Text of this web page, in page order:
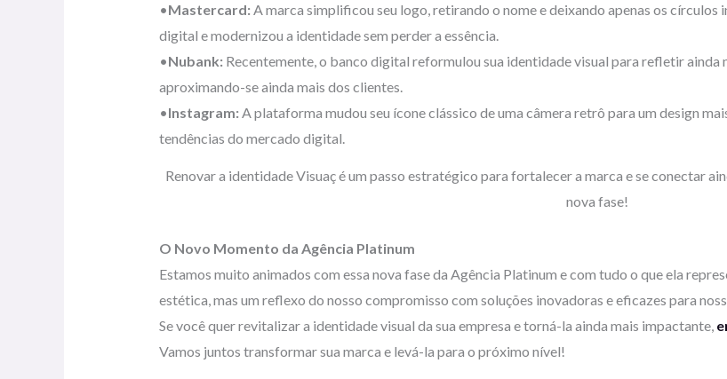
•Mastercard: A marca simplificou seu logo, retirando o nome e deixando apenas os círculos
digital e modernizou a identidade sem perder a essência.
•Nubank: Recentemente, o banco digital reformulou sua identidade visual para refletir ainda
aproximando-se ainda mais dos clientes.
•Instagram: A plataforma mudou seu ícone clássico de uma câmera retrô para um design
tendências do mercado digital.
Renovar a identidade Visuaç é um passo estratégico para fortalecer a marca e se conectar
nova fase!
O Novo Momento da Agência Platinum
Estamos muito animados com essa nova fase da Agência Platinum e com tudo o que ela
estética, mas um reflexo do nosso compromisso com soluções inovadoras e eficazes para
Se você quer revitalizar a identidade visual da sua empresa e torná-la ainda mais impactante,
Vamos juntos transformar sua marca e levá-la para o próximo nível!